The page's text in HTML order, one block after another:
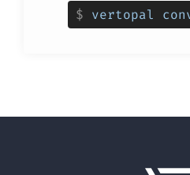
$ vertopal